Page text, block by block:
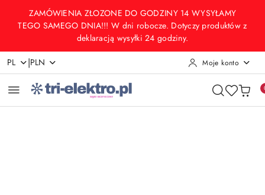
Przejdź do treści głównej
Przejdź do wyszukiwarki
Przejdź do moje konto
Przejdź do menu głównego
Przejdź do opisu produktu
Przejdź do stopki
ZAMÓWIENIA ZŁOZONE DO GODZINY 14 WYSYŁAMY
TEGO SAMEGO DNIA!!! W dni robocze. Dotyczy produktów z
deklaracją wysyłki 24 godziny.
PL |PLN Moje konto